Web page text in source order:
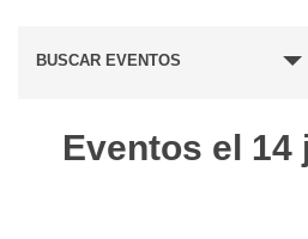
BUSCAR EVENTOS
Eventos el 14